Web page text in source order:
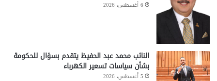
6 أغسطس، 2026
النائب محمد عبد الحفيظ يتقدم بسؤال للحكومة
بشأن سياسات تسعير الكهرباء
5 أغسطس، 2026